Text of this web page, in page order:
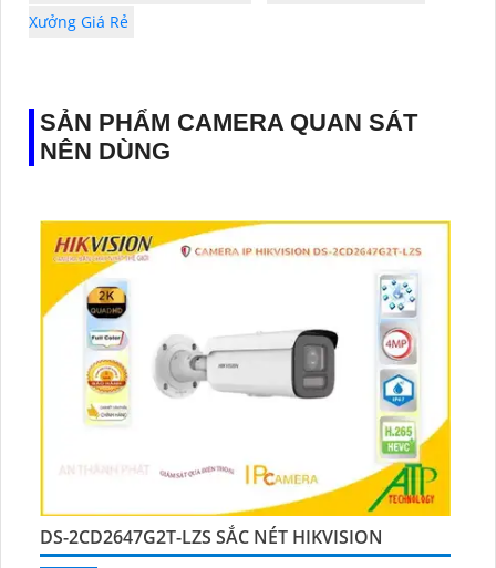
Xưởng Giá Rẻ
SẢN PHẨM CAMERA QUAN SÁT
NÊN DÙNG
DS-2CD2647G2T-LZS SẮC NÉT HIKVISION